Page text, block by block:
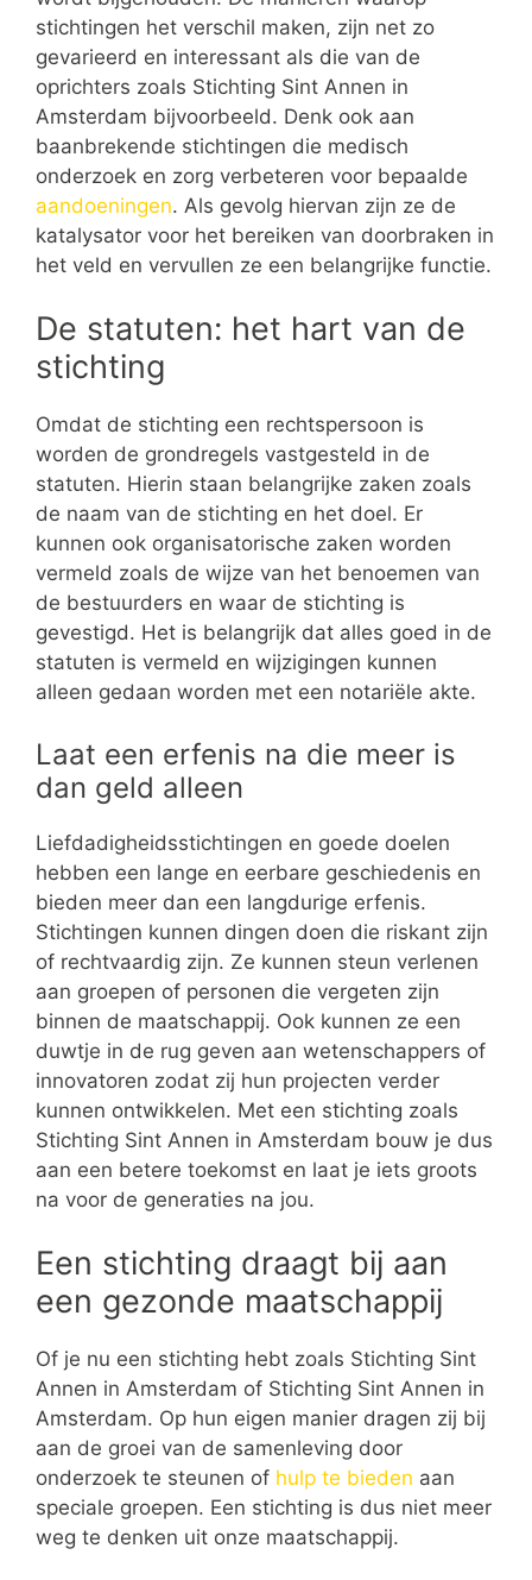
stichtingen het verschil maken, zijn net zo
gevarieerd en interessant als die van de
oprichters zoals Stichting Sint Annen in
Amsterdam bijvoorbeeld. Denk ook aan
baanbrekende stichtingen die medisch
onderzoek en zorg verbeteren voor bepaalde
aandoeningen. Als gevolg hiervan zijn ze de
katalysator voor het bereiken van doorbraken in
het veld en vervullen ze een belangrijke functie.
De statuten: het hart van de
stichting
Omdat de stichting een rechtspersoon is
worden de grondregels vastgesteld in de
statuten. Hierin staan belangrijke zaken zoals
de naam van de stichting en het doel. Er
kunnen ook organisatorische zaken worden
vermeld zoals de wijze van het benoemen van
de bestuurders en waar de stichting is
gevestigd. Het is belangrijk dat alles goed in de
statuten is vermeld en wijzigingen kunnen
alleen gedaan worden met een notariële akte.
Laat een erfenis na die meer is
dan geld alleen
Liefdadigheidsstichtingen en goede doelen
hebben een lange en eerbare geschiedenis en
bieden meer dan een langdurige erfenis.
Stichtingen kunnen dingen doen die riskant zijn
of rechtvaardig zijn. Ze kunnen steun verlenen
aan groepen of personen die vergeten zijn
binnen de maatschappij. Ook kunnen ze een
duwtje in de rug geven aan wetenschappers of
innovatoren zodat zij hun projecten verder
kunnen ontwikkelen. Met een stichting zoals
Stichting Sint Annen in Amsterdam bouw je dus
aan een betere toekomst en laat je iets groots
na voor de generaties na jou.
Een stichting draagt bij aan
een gezonde maatschappij
Of je nu een stichting hebt zoals Stichting Sint
Annen in Amsterdam of Stichting Sint Annen in
Amsterdam. Op hun eigen manier dragen zij bij
aan de groei van de samenleving door
onderzoek te steunen of hulp te bieden aan
speciale groepen. Een stichting is dus niet meer
weg te denken uit onze maatschappij.